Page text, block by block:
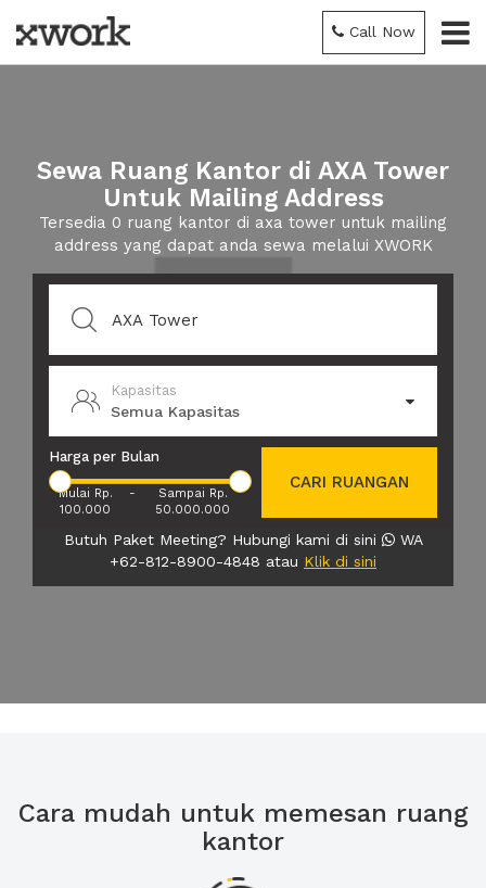
Call Now
Sewa Ruang Kantor di AXA Tower
Untuk Mailing Address
Tersedia 0 ruang kantor di axa tower untuk mailing
address yang dapat anda sewa melalui XWORK
Kapasitas
Semua Kapasitas
Harga per Bulan
Mulai Rp.
100.000
-
Sampai Rp.
50.000.000
CARI RUANGAN
Butuh Paket Meeting? Hubungi kami di sini
WA
+62-812-8900-4848 atau Klik di sini
Cara mudah untuk memesan ruang
kantor